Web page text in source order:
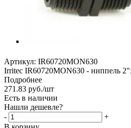
Артикул: IR60720MON630
Irritec IR60720MON630 - ниппель
Подробнее
271.83 руб./шт
Есть в наличии
Нашли дешевле?
-
+